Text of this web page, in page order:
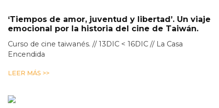
‘Tiempos de amor, juventud y libertad’. Un viaje
emocional por la historia del cine de Taiwán.
Curso de cine taiwanés. // 13DIC < 16DIC // La Casa
Encendida
LEER MÁS >>